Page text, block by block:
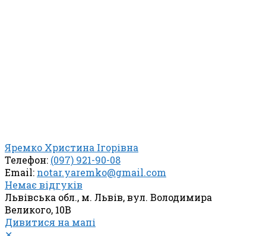
Яремко Христина Ігорівна
Телефон: (097) 921-90-08
Email: notar.yaremko@gmail.com
Немає відгуків
Львівська обл., м. Львів, вул. Володимира
Великого, 10В
Дивитися на мапі